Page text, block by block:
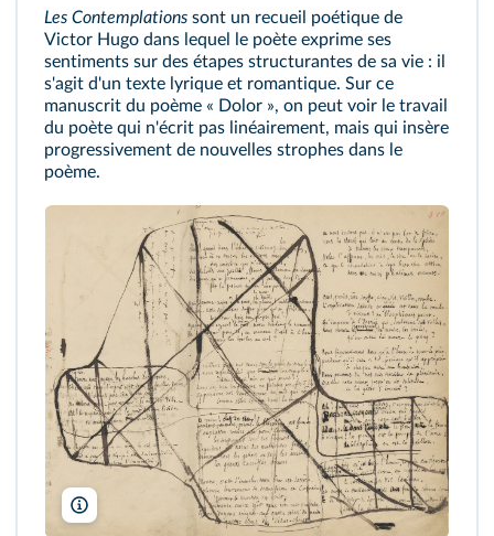
Les Contemplations sont un recueil poétique de
Victor Hugo dans lequel le poète exprime ses
sentiments sur des étapes structurantes de sa vie : il
s'agit d'un texte lyrique et romantique. Sur ce
manuscrit du poème « Dolor », on peut voir le travail
du poète qui n'écrit pas linéairement, mais qui insère
progressivement de nouvelles strophes dans le
poème.
Gallica/Bibliothèque nationale de France